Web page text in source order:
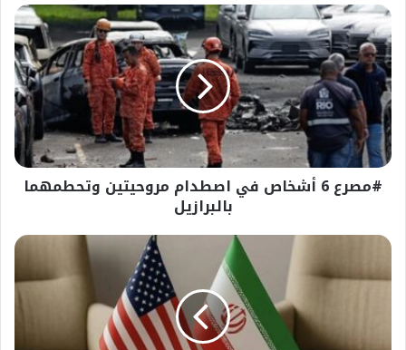
#مصرع
6
أشخاص
في
اصطدام
مروحيتين
وتحطمهما
بالبرازيل
#مصرع 6 أشخاص في اصطدام مروحيتين وتحطمهما
بالبرازيل
عاجل-
تعلن